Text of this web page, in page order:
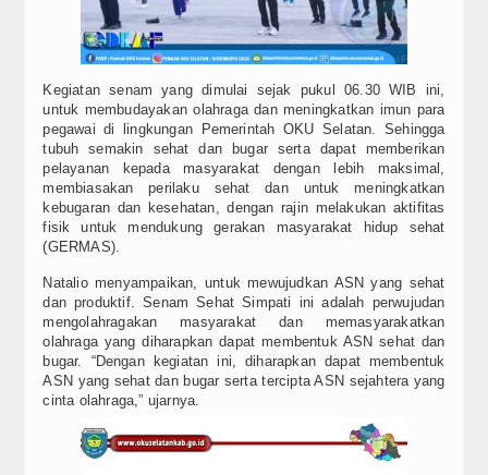
Kegiatan senam yang dimulai sejak pukul 06.30 WIB ini,
untuk membudayakan olahraga dan meningkatkan imun para
pegawai di lingkungan Pemerintah OKU Selatan. Sehingga
tubuh semakin sehat dan bugar serta dapat memberikan
pelayanan kepada masyarakat dengan lebih maksimal,
membiasakan perilaku sehat dan untuk meningkatkan
kebugaran dan kesehatan, dengan rajin melakukan aktifitas
fisik untuk mendukung gerakan masyarakat hidup sehat
(GERMAS).
Natalio menyampaikan, untuk mewujudkan ASN yang sehat
dan produktif. Senam Sehat Simpati ini adalah perwujudan
mengolahragakan masyarakat dan memasyarakatkan
olahraga yang diharapkan dapat membentuk ASN sehat dan
bugar. “Dengan kegiatan ini, diharapkan dapat membentuk
ASN yang sehat dan bugar serta tercipta ASN sejahtera yang
cinta olahraga,” ujarnya.